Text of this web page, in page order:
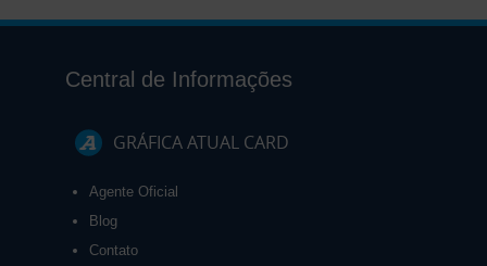
Central de Informações
GRÁFICA ATUAL CARD
Agente Oficial
Blog
Contato